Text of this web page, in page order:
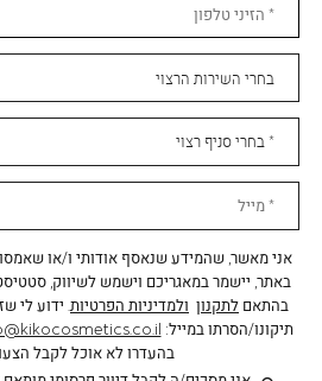
אני מאשר, שהמידע שנאסף אודותי ו/או
באתר, יישמר במאגריכם וישמש לשיווק,
בהתאם לתקנון ולמדיניות הפרטיות . ידוע לי
תיקונו/הסרתו במייל:
בהעדרו לא אוכל לקבל